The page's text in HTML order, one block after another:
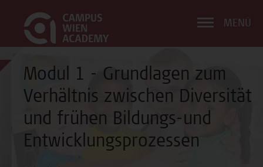
MENÜ
Modul 1 - Grundlagen zum
Verhältnis zwischen Diversität
und frühen Bildungs-und
Entwicklungsprozessen